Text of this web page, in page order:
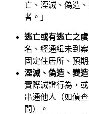
亡、湮滅、偽造
者。」
逃亡或有逃亡之虞
名、經通緝未到
固定住居所、預
湮滅、偽造、變
實際滅證行為，
串通他人（如偵
問）。